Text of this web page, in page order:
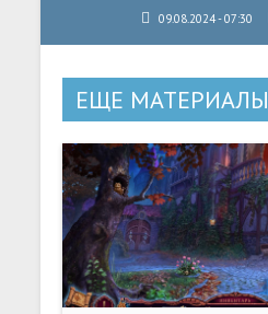
09.08.2024 - 07:30
ЕЩЕ МАТЕРИАЛЫ